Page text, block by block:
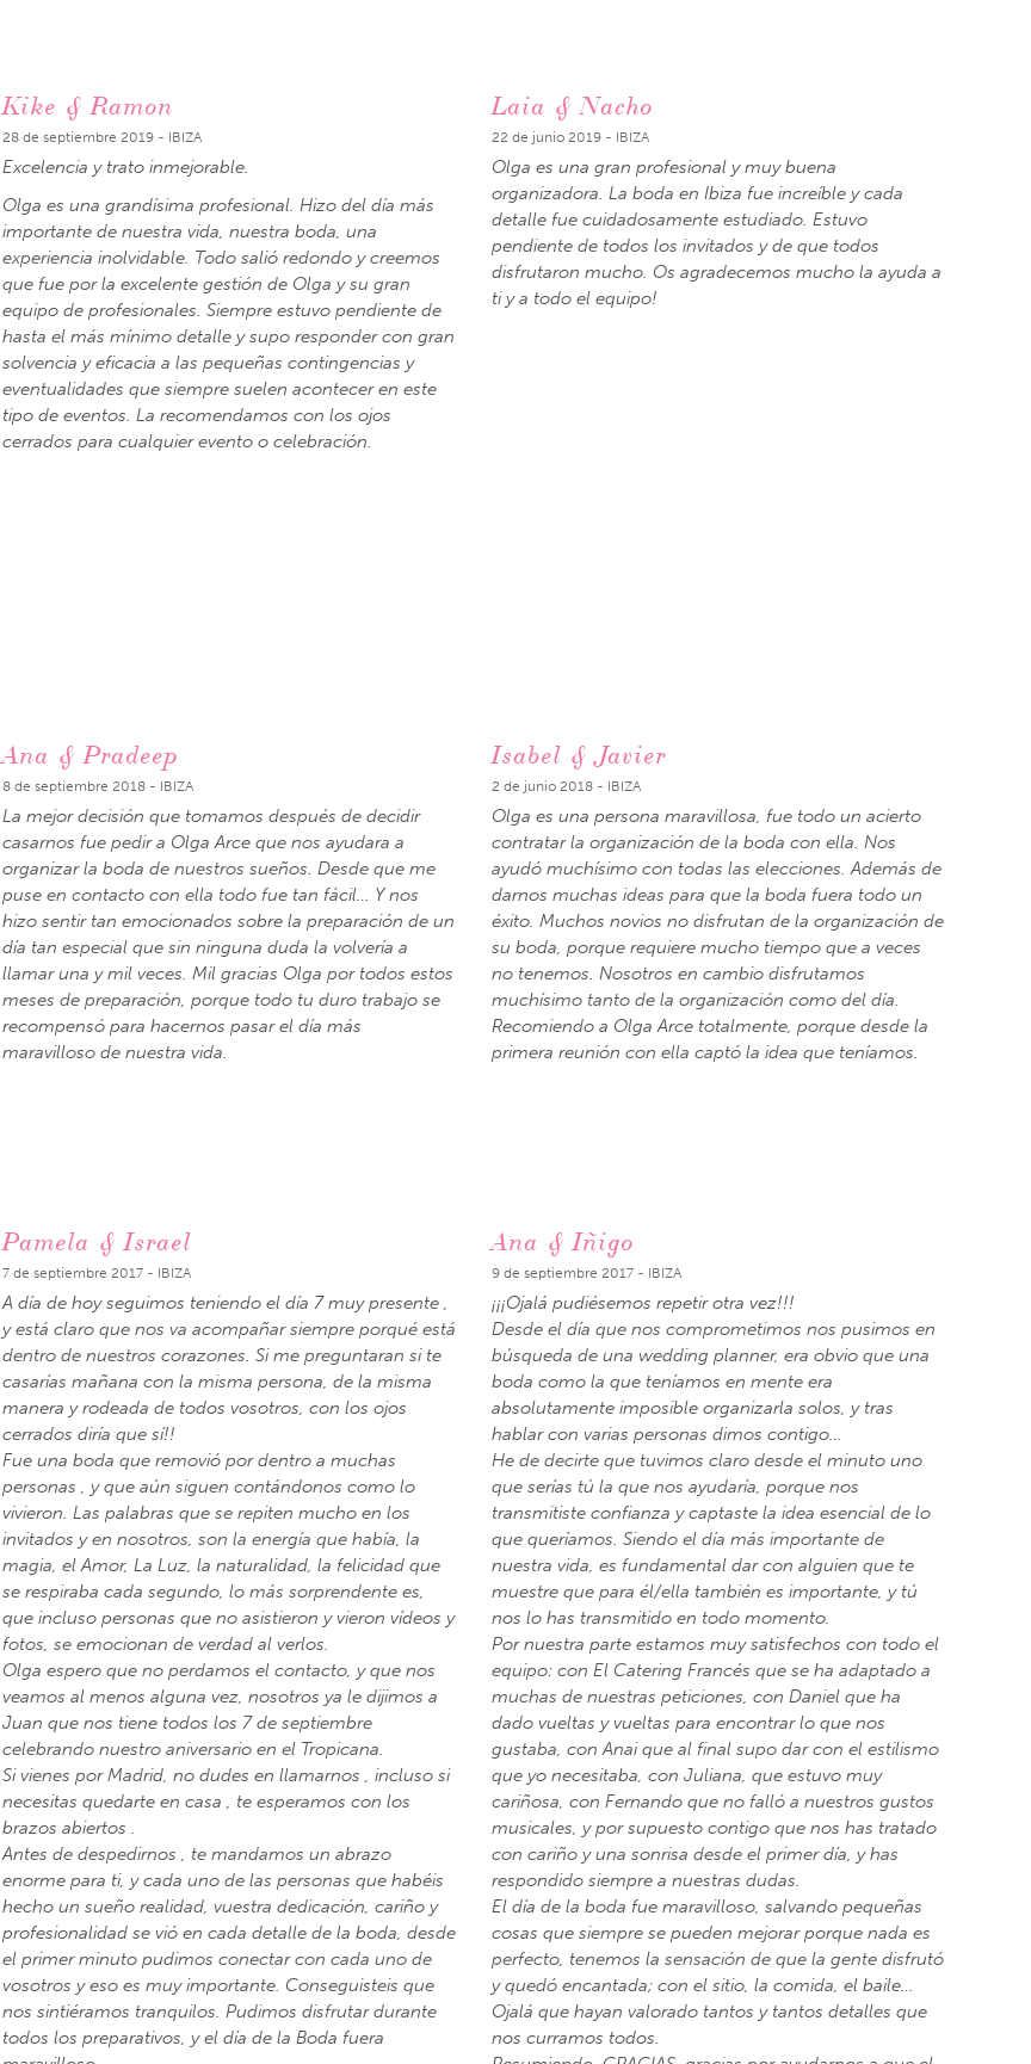
Kike & Ramon
28 de septiembre 2019 - IBIZA
Excelencia y trato inmejorable.
Olga es una grandísima profesional. Hizo del día más
importante de nuestra vida, nuestra boda, una
experiencia inolvidable. Todo salió redondo y creemos
que fue por la excelente gestión de Olga y su gran
equipo de profesionales. Siempre estuvo pendiente de
hasta el más mínimo detalle y supo responder con gran
solvencia y eficacia a las pequeñas contingencias y
eventualidades que siempre suelen acontecer en este
tipo de eventos. La recomendamos con los ojos
cerrados para cualquier evento o celebración.
Laia & Nacho
22 de junio 2019 - IBIZA
Olga es una gran profesional y muy buena
organizadora. La boda en Ibiza fue increíble y cada
detalle fue cuidadosamente estudiado. Estuvo
pendiente de todos los invitados y de que todos
disfrutaron mucho. Os agradecemos mucho la ayuda a
ti y a todo el equipo!
Ana & Pradeep
8 de septiembre 2018 - IBIZA
La mejor decisión que tomamos después de decidir
casarnos fue pedir a Olga Arce que nos ayudara a
organizar la boda de nuestros sueños. Desde que me
puse en contacto con ella todo fue tan fácil… Y nos
hizo sentir tan emocionados sobre la preparación de un
día tan especial que sin ninguna duda la volvería a
llamar una y mil veces. Mil gracias Olga por todos estos
meses de preparación, porque todo tu duro trabajo se
recompensó para hacernos pasar el día más
maravilloso de nuestra vida.
Isabel & Javier
2 de junio 2018 - IBIZA
Olga es una persona maravillosa, fue todo un acierto
contratar la organización de la boda con ella. Nos
ayudó muchísimo con todas las elecciones. Además de
darnos muchas ideas para que la boda fuera todo un
éxito. Muchos novios no disfrutan de la organización de
su boda, porque requiere mucho tiempo que a veces
no tenemos. Nosotros en cambio disfrutamos
muchísimo tanto de la organización como del día.
Recomiendo a Olga Arce totalmente, porque desde la
primera reunión con ella captó la idea que teníamos.
Pamela & Israel
7 de septiembre 2017 - IBIZA
A día de hoy seguimos teniendo el día 7 muy presente ,
y está claro que nos va acompañar siempre porqué está
dentro de nuestros corazones. Si me preguntaran si te
casarías mañana con la misma persona, de la misma
manera y rodeada de todos vosotros, con los ojos
cerrados diría que sí!!
Fue una boda que removió por dentro a muchas
personas , y que aún siguen contándonos como lo
vivieron. Las palabras que se repiten mucho en los
invitados y en nosotros, son la energía que había, la
magia, el Amor, La Luz, la naturalidad, la felicidad que
se respiraba cada segundo, lo más sorprendente es,
que incluso personas que no asistieron y vieron vídeos y
fotos, se emocionan de verdad al verlos.
Olga espero que no perdamos el contacto, y que nos
veamos al menos alguna vez, nosotros ya le dijimos a
Juan que nos tiene todos los 7 de septiembre
celebrando nuestro aniversario en el Tropicana.
Si vienes por Madrid, no dudes en llamarnos , incluso si
necesitas quedarte en casa , te esperamos con los
brazos abiertos .
Antes de despedirnos , te mandamos un abrazo
enorme para ti, y cada uno de las personas que habéis
hecho un sueño realidad, vuestra dedicación, cariño y
profesionalidad se vió en cada detalle de la boda, desde
el primer minuto pudimos conectar con cada uno de
vosotros y eso es muy importante. Conseguisteis que
nos sintiéramos tranquilos. Pudimos disfrutar durante
todos los preparativos, y el día de la Boda fuera
Ana & Iñigo
9 de septiembre 2017 - IBIZA
¡¡¡Ojalá pudiésemos repetir otra vez!!!
Desde el día que nos comprometimos nos pusimos en
búsqueda de una wedding planner, era obvio que una
boda como la que teníamos en mente era
absolutamente imposible organizarla solos, y tras
hablar con varias personas dimos contigo…
He de decirte que tuvimos claro desde el minuto uno
que serías tú la que nos ayudaría, porque nos
transmitiste confianza y captaste la idea esencial de lo
que queríamos. Siendo el día más importante de
nuestra vida, es fundamental dar con alguien que te
muestre que para él/ella también es importante, y tú
nos lo has transmitido en todo momento.
Por nuestra parte estamos muy satisfechos con todo el
equipo: con El Catering Francés que se ha adaptado a
muchas de nuestras peticiones, con Daniel que ha
dado vueltas y vueltas para encontrar lo que nos
gustaba, con Anai que al final supo dar con el estilismo
que yo necesitaba, con Juliana, que estuvo muy
cariñosa, con Fernando que no falló a nuestros gustos
musicales, y por supuesto contigo que nos has tratado
con cariño y una sonrisa desde el primer día, y has
respondido siempre a nuestras dudas.
El día de la boda fue maravilloso, salvando pequeñas
cosas que siempre se pueden mejorar porque nada es
perfecto, tenemos la sensación de que la gente disfrutó
y quedó encantada; con el sitio, la comida, el baile…
Ojalá que hayan valorado tantos y tantos detalles que
nos curramos todos.